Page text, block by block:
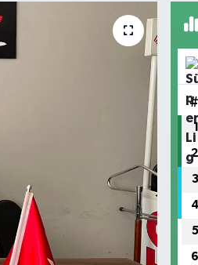
#
1
2
3
4
5
6